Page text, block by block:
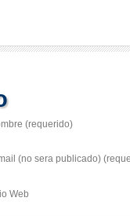
(requerido)
(no sera publicado)
Web